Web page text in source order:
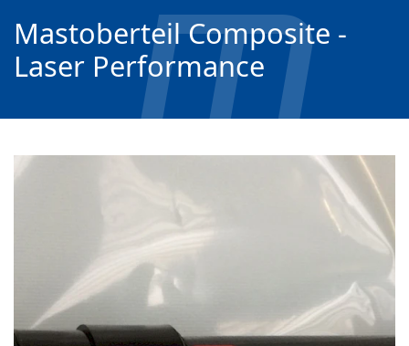
Mastoberteil Composite -
Laser Performance